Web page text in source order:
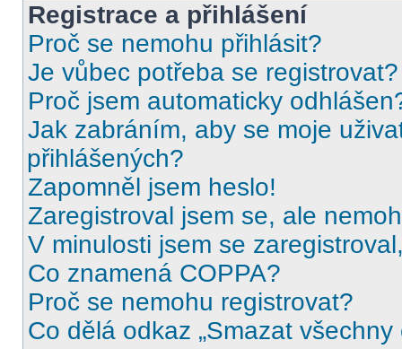
Registrace a přihlášení
Proč se nemohu přihlásit?
Je vůbec potřeba se registrovat?
Proč jsem automaticky
Jak zabráním, aby se moje
přihlášených?
Zapomněl jsem heslo!
Zaregistroval jsem se, ale
V minulosti jsem se
Co znamená COPPA?
Proč se nemohu registrovat?
Co dělá odkaz „Smazat všechny